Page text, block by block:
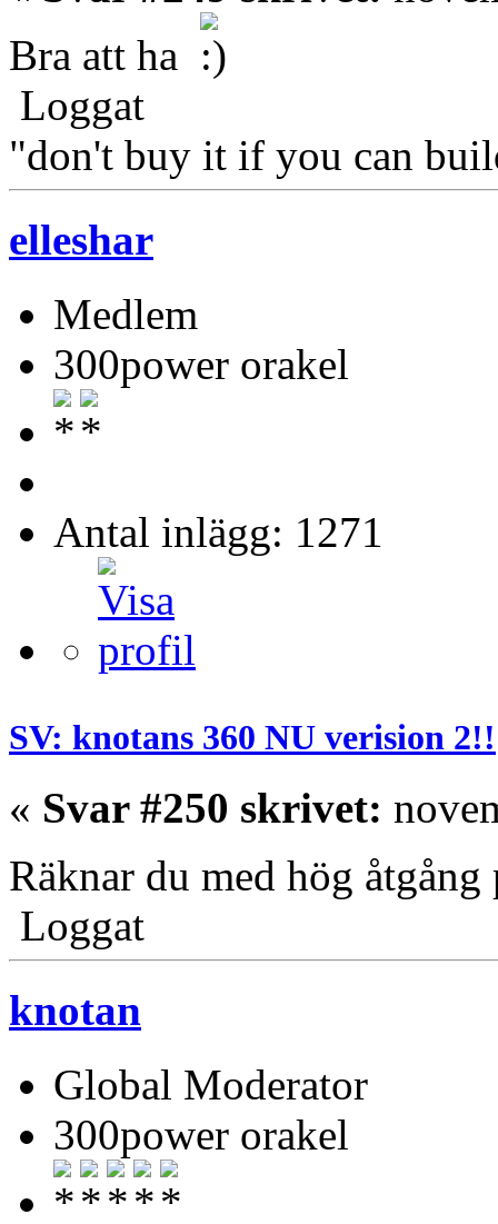
Bra att ha
Loggat
"don't buy it if you can
elleshar
Medlem
300power orakel
Antal inlägg: 1271
SV: knotans 360 NU verision 2!!
« Svar #250 skrivet:
Räknar du med hög
Loggat
knotan
Global Moderator
300power orakel